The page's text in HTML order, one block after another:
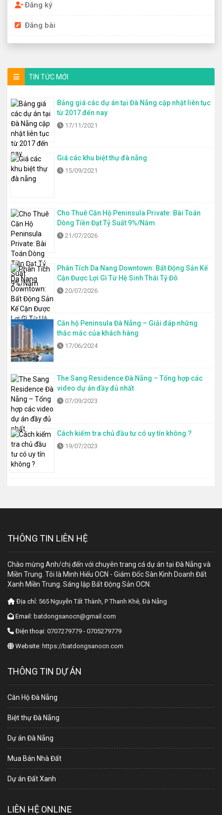
Đăng ký
Đăng bài
TIN TỨC MỚI
Bảng giá các dự án tại Đà Nẵng cập nhật liên tục
từ 2017 đến nay
17/11/2021
Giá các khu biệt thự đà nẵng
15/09/2021
Cho Thuê Căn Hộ Peninsula Private: Bài Toán
Dòng Tiền Đạt Tỷ Suất 9%/Năm
21/07/2026
Phân Tích Da Nang Downtown: Bất Động Sản Kế
Cận Được Lợi Gì Từ Hệ Sinh Thái Tỷ Đô
20/07/2026
Căn hộ Peninsula Đà Nẵng – Giải đáp những
thắc mắc của khách hàng
17/06/2024
The Sang Residence Đà Nẵng – Tổng hợp các
video dự án đầy đủ nhất
07/09/2023
Cách kiểm tra chủ đầu tư có uy tín không ?
19/07/2023
THÔNG TIN LIÊN HỆ
Chào mừng Anh/chị đến với chuyên trang cá dự án tại Đà Nẵng và
Miền Trung. Tôi là Minh Hiếu OCN - Giám Đốc Sàn Kinh Doanh Đất
Xanh Miền Trung. Sáng lập Bất Động Sản OCN.
Địa chỉ: 565 Nguyễn Tất Thành, P Thanh Khê, Đà Nẵng
Email: batdongsanocn@gmail.com
Điện thoại: 0707279779 - 0705279779
Website: https://batdongsanocn.com
THÔNG TIN DỰ ÁN
Căn Hộ Đà Nẵng
Biệt thự Đà Nẵng
Dự án Đà Nẵng
Mua Bán Nhà Đất
Dự án Đất Xanh
LIÊN HỆ ONLINE